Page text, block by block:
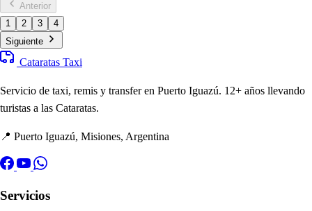
Anterior
1
2 3
4
Siguiente
Cataratas Taxi
Servicio de taxi, remis y transfer en Puerto Iguazú. 12+ años llevando
turistas a las Cataratas.
📍 Puerto Iguazú, Misiones, Argentina
Servicios